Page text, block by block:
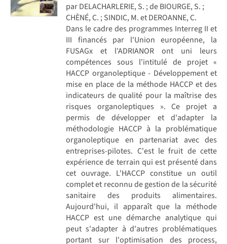
par DELACHARLERIE, S. ; de BIOURGE, S. ;
CHÈNÉ, C. ; SINDIC, M. et DEROANNE, C.
Dans le cadre des programmes Interreg II et
III financés par l'Union européenne, la
FUSAGx et l'ADRIANOR ont uni leurs
compétences sous l'intitulé de projet «
HACCP organoleptique - Développement et
mise en place de la méthode HACCP et des
indicateurs de qualité pour la maîtrise des
risques organoleptiques ». Ce projet a
permis de développer et d'adapter la
méthodologie HACCP à la problématique
organoleptique en partenariat avec des
entreprises-pilotes. C'est le fruit de cette
expérience de terrain qui est présenté dans
cet ouvrage. L'HACCP constitue un outil
complet et reconnu de gestion de la sécurité
sanitaire des produits alimentaires.
Aujourd'hui, il apparaît que la méthode
HACCP est une démarche analytique qui
peut s'adapter à d'autres problématiques
portant sur l'optimisation des process,